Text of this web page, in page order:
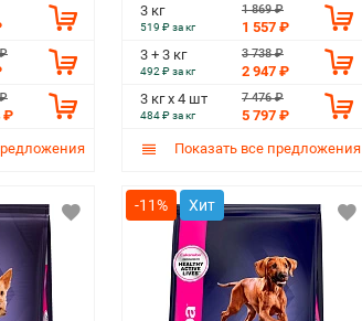
₽
3 кг
519 ₽ за кг
1 869 ₽
1 557 ₽
3 + 3 кг
492 ₽ за кг
3 738 ₽
2 947 ₽
3 кг х 4 шт
484 ₽ за кг
7 476 ₽
5 797 ₽
Показать все предложения
-11%